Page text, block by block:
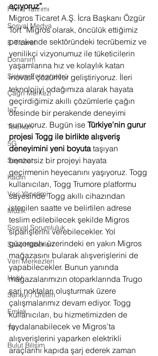
Firma Yatırımı
Sosyal Medya
E-Ticaret
Donanım
Sistem Entegratörü
Çağrı Merkezi
IoT
Telekom
5G
Seyahat
Kadın
Veri Yönetimi
Müzik
Sosyal Sorumluluk
Satış Haberleri
Veri Merkezleri
Hobi
Sanayi / Üretim
Emlak
TV
Bulut Bilişim
açıyoruz”
Migros Ticaret A.Ş. İcra Başkanı Özgür
Tort “Migros olarak, öncülük ettiğimiz
perakende sektöründeki tecrübemiz ve
yenilikçi vizyonumuz ile tüketicilerin
yaşamlarına hız ve kolaylık katan
inovatif çözümler geliştiriyoruz. İleri
teknolojiyi odağımıza alarak hayata
geçirdiğimiz akıllı çözümlerle çağın
ötesinde bir perakende deneyimi
sunuyoruz. Bugün ise Türkiye’nin gurur
projesi Togg ile birlikte alışveriş
deneyimini yeni boyuta taşıyan
benzersiz bir projeyi hayata
geçirmenin heyecanını yaşıyoruz. Togg
kullanıcıları, Togg Trumore platformu
sayesinde Togg akıllı cihazından
istenilen saatte ve belirtilen adrese
teslim edilebilecek şekilde Migros
siparişlerini verebilecekler. Yol
güzergahı üzerindeki en yakın Migros
mağazasını bularak alışverişlerini de
yapabilecekler. Bunun yanında
mağazalarımızın otoparklarında Trugo
şarj noktaları oluşturmak üzere
çalışmalarımız devam ediyor. Togg
kullanıcıları, bu hizmetimizden de
faydalanabilecek ve Migros’ta
alışverişlerini yaparken elektrikli
araçlarını kapıda şarj ederek zaman